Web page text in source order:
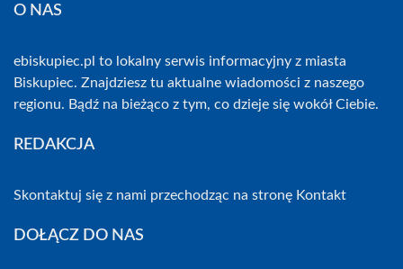
O NAS
ebiskupiec.pl to lokalny serwis informacyjny z miasta
Biskupiec. Znajdziesz tu aktualne wiadomości z naszego
regionu. Bądź na bieżąco z tym, co dzieje się wokół Ciebie.
REDAKCJA
Skontaktuj się z nami przechodząc na stronę Kontakt
DOŁĄCZ DO NAS